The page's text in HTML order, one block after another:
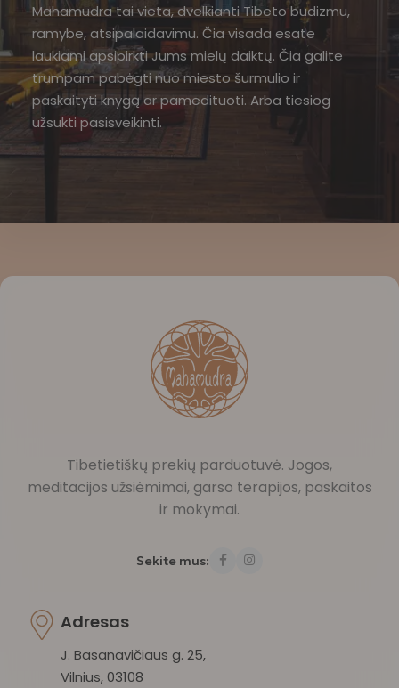
Mahamudra tai vieta, dvelkianti Tibeto budizmu,
ramybe, atsipalaidavimu. Čia visada esate
laukiami apsipirkti Jums mielų daiktų. Čia galite
trumpam pabėgti nuo miesto šurmulio ir
paskaityti knygą ar pamedituoti. Arba tiesiog
užsukti pasisveikinti.
Tibetietiškų prekių parduotuvė. Jogos,
meditacijos užsiėmimai, garso terapijos, paskaitos
ir mokymai.
Sekite mus:
Adresas
J. Basanavičiaus g. 25,
Vilnius, 03108